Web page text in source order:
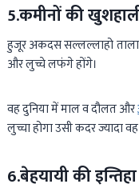
5.कमीनों की
हुजूर अकदस सल्लल्लाहो
और लुच्चे लफंगे होंगे।
वह दुनिया में माल व दौलत और
लुच्चा होगा उसी कदर ज्यादा
6.बेहयायी की इन्तिहा